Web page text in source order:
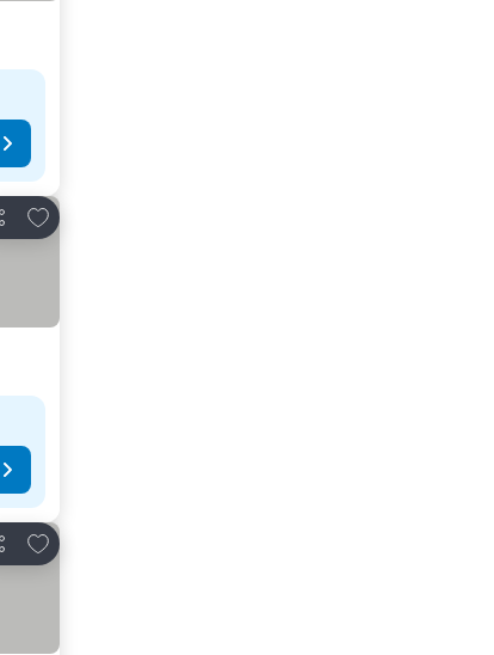
Hozzáadás a kedvencekhez
Hozzáadás a kedvencekhez